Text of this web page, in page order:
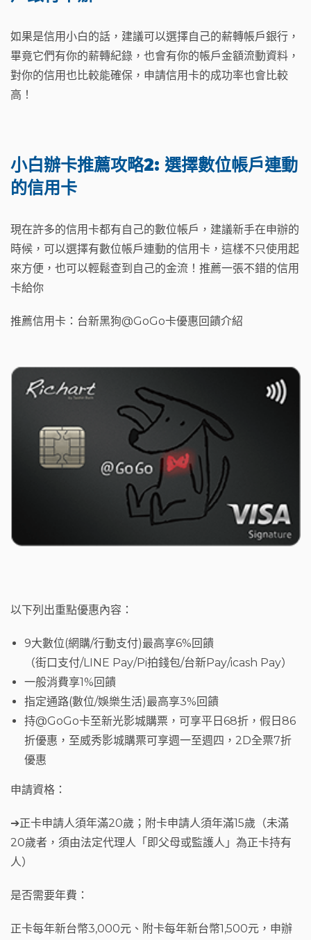
如果是信用小白的話，建議可以選擇自己的薪轉帳戶銀行，
畢竟它們有你的薪轉紀錄，也會有你的帳戶金額流動資料，
對你的信用也比較能確保，申請信用卡的成功率也會比較
高！
小白辦卡推薦攻略2: 選擇數位帳戶連動
的信用卡
現在許多的信用卡都有自己的數位帳戶，建議新手在申辦的
時候，可以選擇有數位帳戶連動的信用卡，這樣不只使用起
來方便，也可以輕鬆查到自己的金流！推薦一張不錯的信用
卡給你
推薦信用卡：台新黑狗@GoGo卡優惠回饋介紹
以下列出重點優惠內容：
9大數位(網購/行動支付)最高享6%回饋
（街口支付/LINE Pay/Pi拍錢包/台新Pay/icash Pay）
一般消費享1%回饋
指定通路(數位/娛樂生活)最高享3%回饋
持@GoGo卡至新光影城購票，可享平日68折，假日86
折優惠，至威秀影城購票可享週一至週四，2D全票7折
優惠
申請資格：
➔正卡申請人須年滿20歲；附卡申請人須年滿15歲（未滿
20歲者，須由法定代理人「即父母或監護人」為正卡持有
人）
是否需要年費：
正卡每年新台幣3,000元、附卡每年新台幣1,500元，申辦